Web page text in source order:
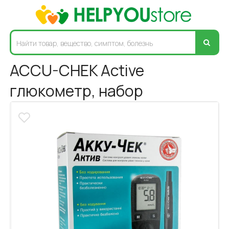
ACCU-CHEK Active
глюкометр, набор